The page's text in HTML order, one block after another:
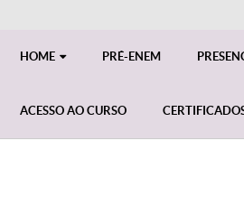
HOME PRÉ-ENEM
ACESSO AO CURSO